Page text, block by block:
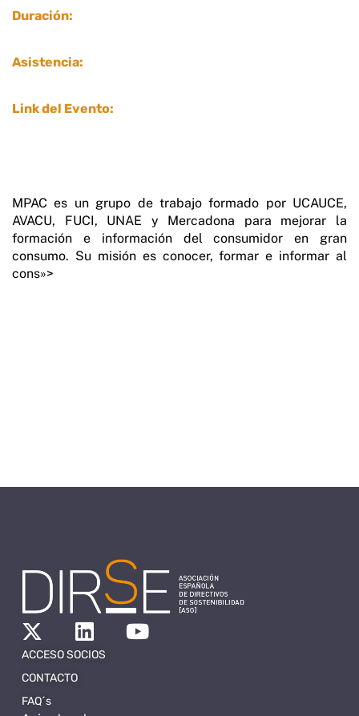
Duración:
Asistencia:
Link del Evento:
MPAC es un grupo de trabajo formado por UCAUCE,
AVACU, FUCI, UNAE y Mercadona para mejorar la
formación e información del consumidor en gran
consumo. Su misión es conocer, formar e informar al
cons»>
ACCESO SOCIOS
CONTACTO
FAQ´s